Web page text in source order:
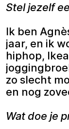
Stel jezelf
Ik ben
jaar, en ik
hiphop,
zo slecht
en nog
Wat doe je